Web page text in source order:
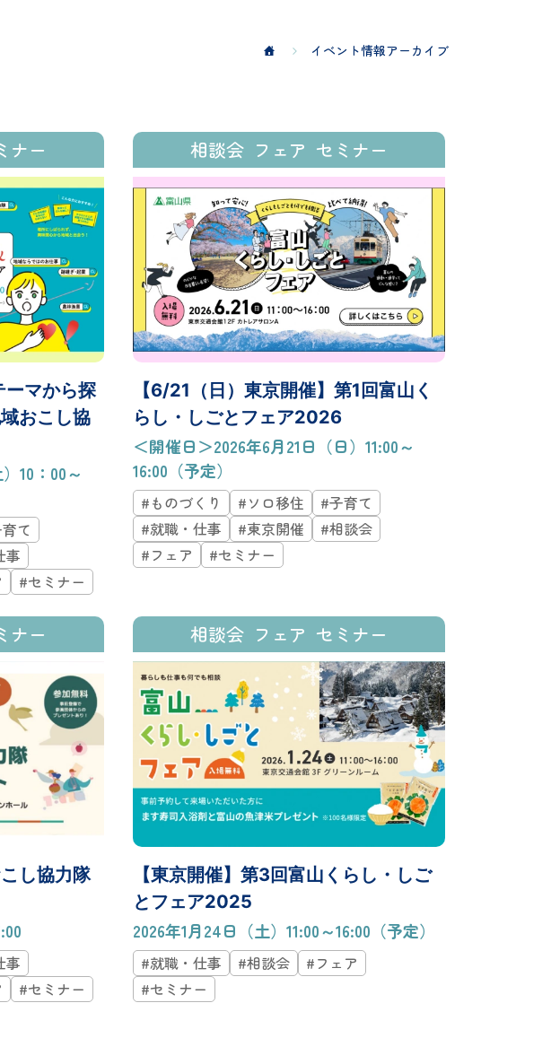
イベント情報アーカイブ
ナー
ーマから探
おこし協
10：00～
て
事
#セミナー
相談会 フェア セミナー
【6/21（日）東京開催】第1回富山く
らし・しごとフェア2026
＜開催日＞2026年6月21日（日）11:00～
16:00（予定）
#ものづくり #ソロ移住
#子育て
#就職・仕事
#東京開催
#相談会
#フェア
#セミナー
ナー
し協力隊
事
#セミナー
相談会 フェア セミナー
【東京開催】第3回富山くらし・しご
とフェア2025
2026年1月24日（土）11:00～16:00（予定）
#就職・仕事 #相談会
#フェア
#セミナー